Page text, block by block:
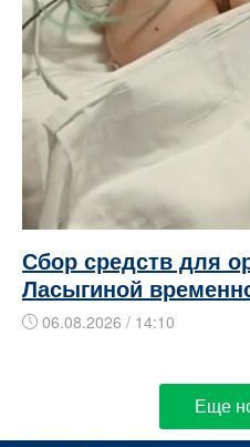
Сбор средств для
Ласыгиной
06.08.2026 / 14:10
Еще